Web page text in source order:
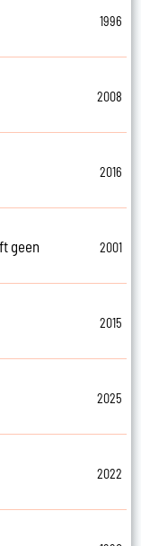
1996
2008
2016
geen
2001
2015
2025
2022